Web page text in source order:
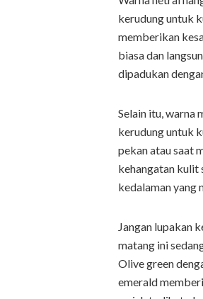
kerudung untuk
memberikan
biasa dan
dipadukan
Selain itu, warna
kerudung untuk
pekan atau saat
kehangatan kulit
kedalaman yang
Jangan lupakan
matang ini
Olive green
emerald